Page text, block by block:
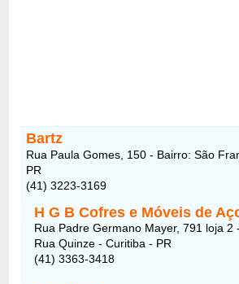
Bartz
Rua Paula Gomes, 150 - Bairro: São
PR
(41) 3223-3169
H G B Cofres e Móveis de
Rua Padre Germano Mayer, 791 loja 2
Rua Quinze - Curitiba - PR
(41) 3363-3418